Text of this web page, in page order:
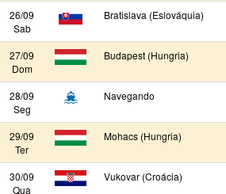
26/09
Sab
Bratislava (Eslováquia)
27/09
Dom
Budapest (Hungria)
28/09
Seg
Navegando
29/09
Ter
Mohacs (Hungria)
30/09
Qua
Vukovar (Croácia)